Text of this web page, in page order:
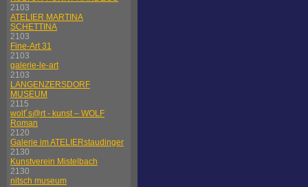
2103
ATELIER MARTINA
SCHETTINA
2103
Fine-Art 31
2103
galerie-le-art
2103
LANGENZERSDORF
MUSEUM
2115
wolf´s@rt - kunst – WOLF
Roman
2120
Galerie im ATELIERstaudinger
2130
Kunstverein Mistelbach
2130
nitsch museum